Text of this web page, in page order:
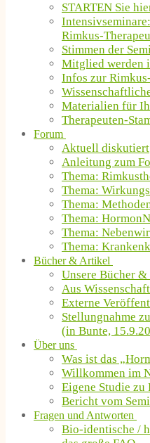
STARTEN Sie
Rimkus-
Stimmen der
Mitglied werden
Infos zur
Materialien für
Therapeuten-
Forum
Aktuell diskutiert
Anleitung zum
Thema:
Thema:
Thema:
Thema:
Thema:
Thema:
Bücher & Artikel
Unsere Bücher &
Aus
Externe
Stellungnahme
(in Bunte,
Über uns
Was ist das
Willkommen im
Eigene Studie zu
Bericht vom
Fragen und Antworten
Bio-identische /